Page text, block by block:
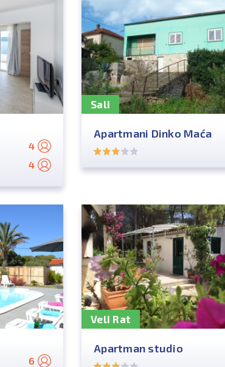
4
4
Sali
Apartmani Dinko Maća
6
Veli Rat
Apartman studio